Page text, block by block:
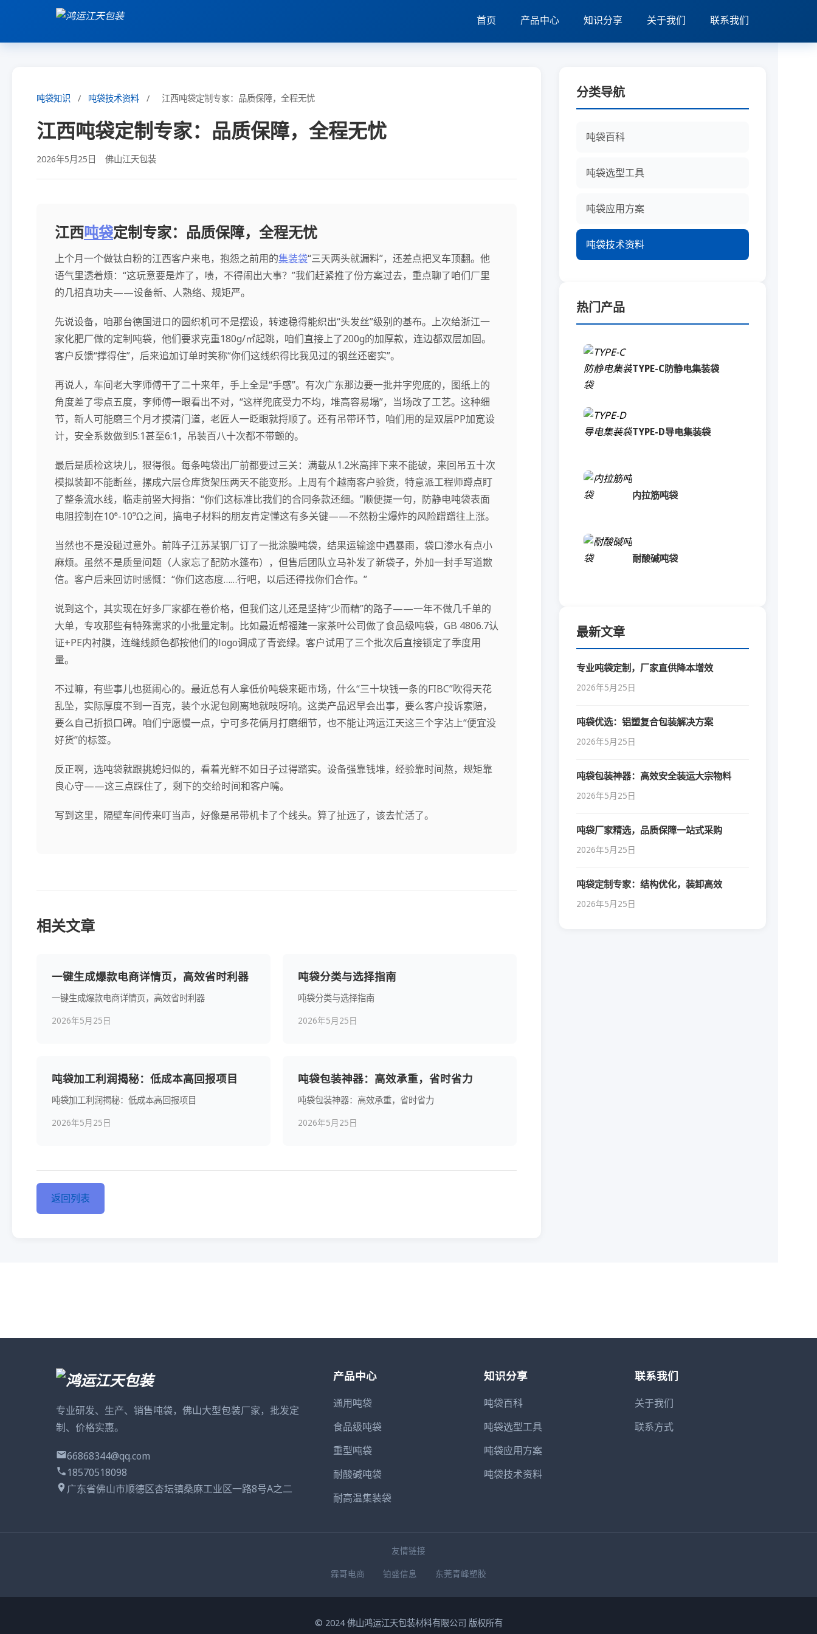
首页 产品中心 知识分享 关于我们 联系我们
吨袋知识 / 吨袋技术资料 / 江西吨袋定制专家：品质保障，全程无忧
江西吨袋定制专家：品质保障，全程无忧
2026年5月25日 佛山江天包装
江西吨袋定制专家：品质保障，全程无忧
上个月一个做钛白粉的江西客户来电，抱怨之前用的集装袋“三天两头就漏料”，还差点把叉车顶翻。他
语气里透着烦：“这玩意要是炸了，啧，不得闹出大事？”我们赶紧推了份方案过去，重点聊了咱们厂里
的几招真功夫——设备新、人熟络、规矩严。
先说设备，咱那台德国进口的圆织机可不是摆设，转速稳得能织出“头发丝”级别的基布。上次给浙江一
家化肥厂做的定制吨袋，他们要求克重180g/㎡起跳，咱们直接上了200g的加厚款，连边都双层加固。
客户反馈“撑得住”，后来追加订单时笑称“你们这线织得比我见过的钢丝还密实”。
再说人，车间老大李师傅干了二十来年，手上全是“手感”。有次广东那边要一批井字兜底的，图纸上的
角度差了零点五度，李师傅一眼看出不对，“这样兜底受力不均，堆高容易塌”，当场改了工艺。这种细
节，新人可能磨三个月才摸清门道，老匠人一眨眼就捋顺了。还有吊带环节，咱们用的是双层PP加宽设
计，安全系数做到5:1甚至6:1，吊装百八十次都不带颤的。
最后是质检这块儿，狠得很。每条吨袋出厂前都要过三关：满载从1.2米高摔下来不能破，来回吊五十次
模拟装卸不能断丝，摞成六层仓库货架压两天不能变形。上周有个越南客户验货，特意派工程师蹲点盯
了整条流水线，临走前竖大拇指：“你们这标准比我们的合同条款还细。”顺便提一句，防静电吨袋表面
电阻控制在10⁶-10⁹Ω之间，搞电子材料的朋友肯定懂这有多关键——不然粉尘爆炸的风险蹭蹭往上涨。
当然也不是没碰过意外。前阵子江苏某钢厂订了一批涂膜吨袋，结果运输途中遇暴雨，袋口渗水有点小
麻烦。虽然不是质量问题（人家忘了配防水篷布），但售后团队立马补发了新袋子，外加一封手写道歉
信。客户后来回访时感慨：“你们这态度……行吧，以后还得找你们合作。”
说到这个，其实现在好多厂家都在卷价格，但我们这儿还是坚持“少而精”的路子——一年不做几千单的
大单，专攻那些有特殊需求的小批量定制。比如最近帮福建一家茶叶公司做了食品级吨袋，GB 4806.7认
证+PE内衬膜，连缝线颜色都按他们的logo调成了青瓷绿。客户试用了三个批次后直接锁定了季度用
量。
不过嘛，有些事儿也挺闹心的。最近总有人拿低价吨袋来砸市场，什么“三十块钱一条的FIBC”吹得天花
乱坠，实际厚度不到一百克，装个水泥包刚离地就吱呀响。这类产品迟早会出事，要么客户投诉索赔，
要么自己折损口碑。咱们宁愿慢一点，宁可多花俩月打磨细节，也不能让鸿运江天这三个字沾上“便宜没
好货”的标签。
反正啊，选吨袋就跟挑媳妇似的，看着光鲜不如日子过得踏实。设备强靠钱堆，经验靠时间熬，规矩靠
良心守——这三点踩住了，剩下的交给时间和客户嘴。
写到这里，隔壁车间传来叮当声，好像是吊带机卡了个线头。算了扯远了，该去忙活了。
相关文章
一键生成爆款电商详情页，高效省时利器
一键生成爆款电商详情页，高效省时利器
2026年5月25日
吨袋分类与选择指南
吨袋分类与选择指南
2026年5月25日
吨袋加工利润揭秘：低成本高回报项目
吨袋加工利润揭秘：低成本高回报项目
2026年5月25日
吨袋包装神器：高效承重，省时省力
吨袋包装神器：高效承重，省时省力
2026年5月25日
返回列表
分类导航
吨袋百科
吨袋选型工具
吨袋应用方案
吨袋技术资料
热门产品
TYPE-C防静电集装袋
TYPE-D导电集装袋
内拉筋吨袋
耐酸碱吨袋
最新文章
专业吨袋定制，厂家直供降本增效
2026年5月25日
吨袋优选：铝塑复合包装解决方案
2026年5月25日
吨袋包装神器：高效安全装运大宗物料
2026年5月25日
吨袋厂家精选，品质保障一站式采购
2026年5月25日
吨袋定制专家：结构优化，装卸高效
2026年5月25日
专业研发、生产、销售吨袋，佛山大型包装厂家，批发定
制、价格实惠。
66868344@qq.com
18570518098
广东省佛山市顺德区杏坛镇桑麻工业区一路8号A之二
产品中心
通用吨袋
食品级吨袋
重型吨袋
耐酸碱吨袋
耐高温集装袋
知识分享
吨袋百科
吨袋选型工具
吨袋应用方案
吨袋技术资料
联系我们
关于我们
联系方式
友情链接
霖哥电商
铂盛信息 东莞青峰塑胶
© 2024 佛山鸿运江天包装材料有限公司 版权所有